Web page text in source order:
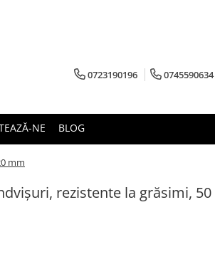
0723190196 0745590634
NE BLOG
mm
rezistente la grăsimi, 50